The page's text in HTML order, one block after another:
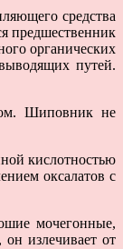
средства
предшественник
органических
путей.
Шиповник не
кислотностью
оксалатов с
мочегонные,
излечивает от